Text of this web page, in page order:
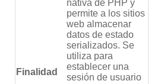
Finalidad
nativa de PHP y
permite a los sitios
web almacenar
datos de estado
serializados. Se
utiliza para
establecer una
sesión de usuario